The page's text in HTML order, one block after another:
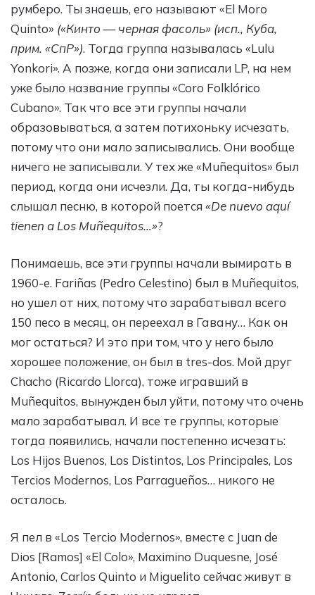
румберо. Ты знаешь, его называют «El Moro
Quinto» («Кинто — черная фасоль» (исп., Куба,
прим. «СпР»). Тогда группа называлась «Lulu
Yonkori». А позже, когда они записали LP, на нем
уже было название группы «Coro Folklórico
Cubano». Так что все эти группы начали
образовываться, а затем потихоньку исчезать,
потому что они мало записывались. Они вообще
ничего не записывали. У тех же «Muñequitos» был
период, когда они исчезли. Да, ты когда-нибудь
слышал песню, в которой поется «De nuevo aquí
tienen a Los Muñequitos…»?
Понимаешь, все эти группы начали вымирать в
1960-е. Fariñas (Pedro Celestino) был в Muñequitos,
но ушел от них, потому что зарабатывал всего
150 песо в месяц, он переехал в Гавану… Как он
мог остаться? И это при том, что у него было
хорошее положение, он был в tres-dos. Мой друг
Chacho (Ricardo Llorca), тоже игравший в
Muñequitos, вынужден был уйти, потому что очень
мало зарабатывал. И все те группы, которые
тогда появились, начали постепенно исчезать:
Los Hijos Buenos, Los Distintos, Los Principales, Los
Tercios Modernos, Los Parragueños… никого не
осталось.
Я пел в «Los Tercio Modernos», вместе с Juan de
Dios [Ramos] «El Colo», Maximino Duquesne, José
Antonio, Carlos Quinto и Miguelito сейчас живут в